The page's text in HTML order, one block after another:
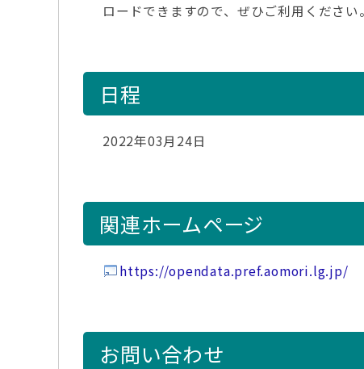
ロードできますので、ぜひご利用ください。
日程
2022年03月24日
関連ホームページ
https://opendata.pref.aomori.lg.jp/
お問い合わせ